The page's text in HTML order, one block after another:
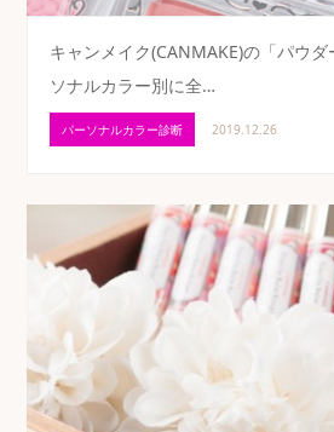
キャンメイク(CANMAKE)の「パウ
ソナルカラー別に全…
パーソナルカラー診断 2019.12.26